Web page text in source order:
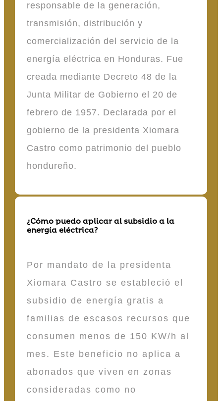
responsable de la generación,
transmisión, distribución y
comercialización del servicio de la
energía eléctrica en Honduras. Fue
creada mediante Decreto 48 de la
Junta Militar de Gobierno el 20 de
febrero de 1957. Declarada por el
gobierno de la presidenta Xiomara
Castro como patrimonio del pueblo
hondureño.
¿Cómo puedo aplicar al subsidio a la
energía eléctrica?
Por mandato de la presidenta
Xiomara Castro se estableció el
subsidio de energía gratis a
familias de escasos recursos que
consumen menos de 150 KW/h al
mes. Este beneficio no aplica a
abonados que viven en zonas
consideradas como no